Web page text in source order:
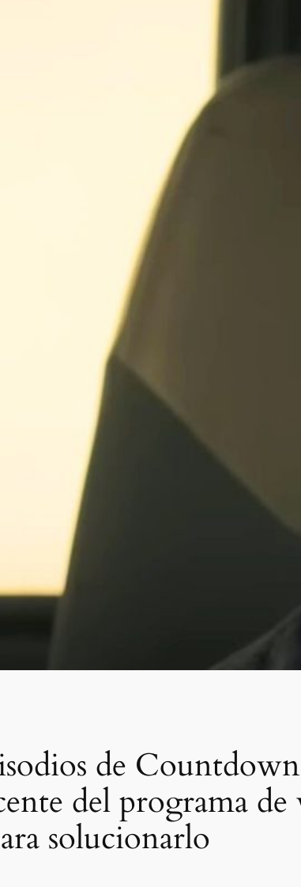
de
del programa
solucionarlo